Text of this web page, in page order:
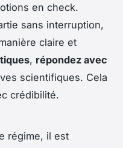
en check.
sans interruption,
claire et
, répondez avec
scientifiques. Cela
crédibilité.
régime, il est